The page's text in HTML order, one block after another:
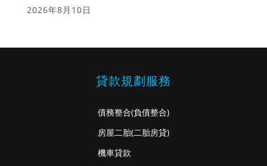
2026年8月10日
貸款規劃服務
債務整合(負債整合)
房屋二胎(二胎房貸)
機車貸款